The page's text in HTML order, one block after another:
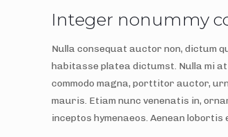
Integer nonummy
Nulla consequat auctor non, dictum
habitasse platea dictumst. Nulla mi
commodo magna, porttitor auctor,
mauris. Etiam nunc venenatis in,
inceptos hymenaeos. Aenean